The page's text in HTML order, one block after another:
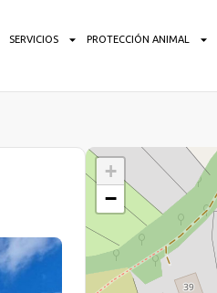
SERVICIOS PROTECCIÓN ANIMAL
+
−